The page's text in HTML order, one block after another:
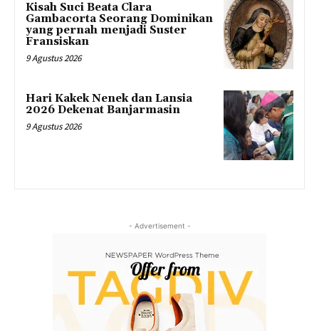
Kisah Suci Beata Clara
Gambacorta Seorang Dominikan
yang pernah menjadi Suster
Fransiskan
9 Agustus 2026
Hari Kakek Nenek dan Lansia
2026 Dekenat Banjarmasin
9 Agustus 2026
- Advertisement -